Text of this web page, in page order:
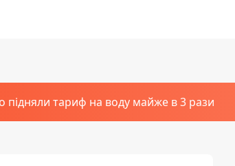
підняли тариф на воду майже в 3 рази